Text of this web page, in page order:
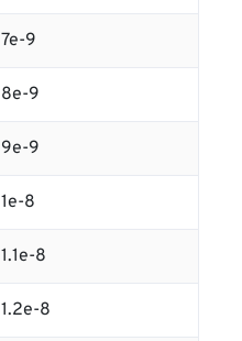
7e-9
8e-9
9e-9
1e-8
1.1e-8
1.2e-8